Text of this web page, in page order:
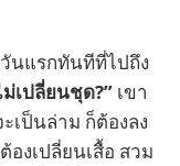
นแรกทันทีที่ไปถึง
เปลี่ยนชุด?” เขา
เป็นล่าม ก็ต้องลง
งเปลี่ยนเสื้อ สวม